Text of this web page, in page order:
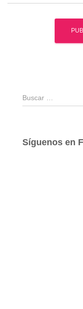
B
u
a
Síguenos en